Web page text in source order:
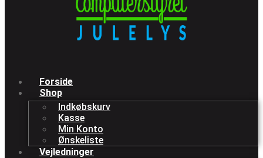
Forside
Shop
Indkøbskurv
Kasse
Min Konto
Ønskeliste
Vejledninger